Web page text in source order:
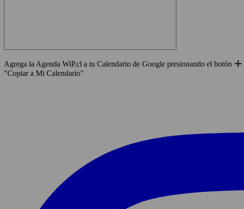
Agrega la Agenda WiP.cl a tu Calendario de Google presionando el botón
"Copiar a Mi Calendario"